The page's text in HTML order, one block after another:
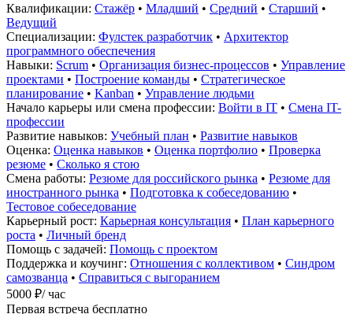
Квалификации: Стажёр • Младший • Средний • Старший •
Ведущий
Специализации: Фулстек разработчик • Архитектор
программного обеспечения
Навыки: Scrum • Организация бизнес-процессов • Управление
проектами • Построение команды • Стратегическое
планирование • Kanban • Управление людьми
Начало карьеры или смена профессии: Войти в IT • Смена IT-
профессии
Развитие навыков: Учебный план • Развитие навыков
Оценка: Оценка навыков • Оценка портфолио • Проверка
резюме • Сколько я стою
Смена работы: Резюме для российского рынка • Резюме для
иностранного рынка • Подготовка к собеседованию •
Тестовое собеседование
Карьерный рост: Карьерная консультация • План карьерного
роста • Личный бренд
Помощь с задачей: Помощь с проектом
Поддержка и коучинг: Отношения с коллективом • Синдром
самозванца • Справиться с выгоранием
5000 ₽/ час
Первая встреча бесплатно